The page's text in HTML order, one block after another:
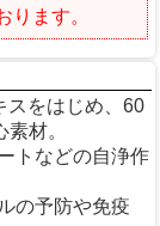
ります。
スをはじめ、60
材。
トなどの自浄作
の予防や免疫